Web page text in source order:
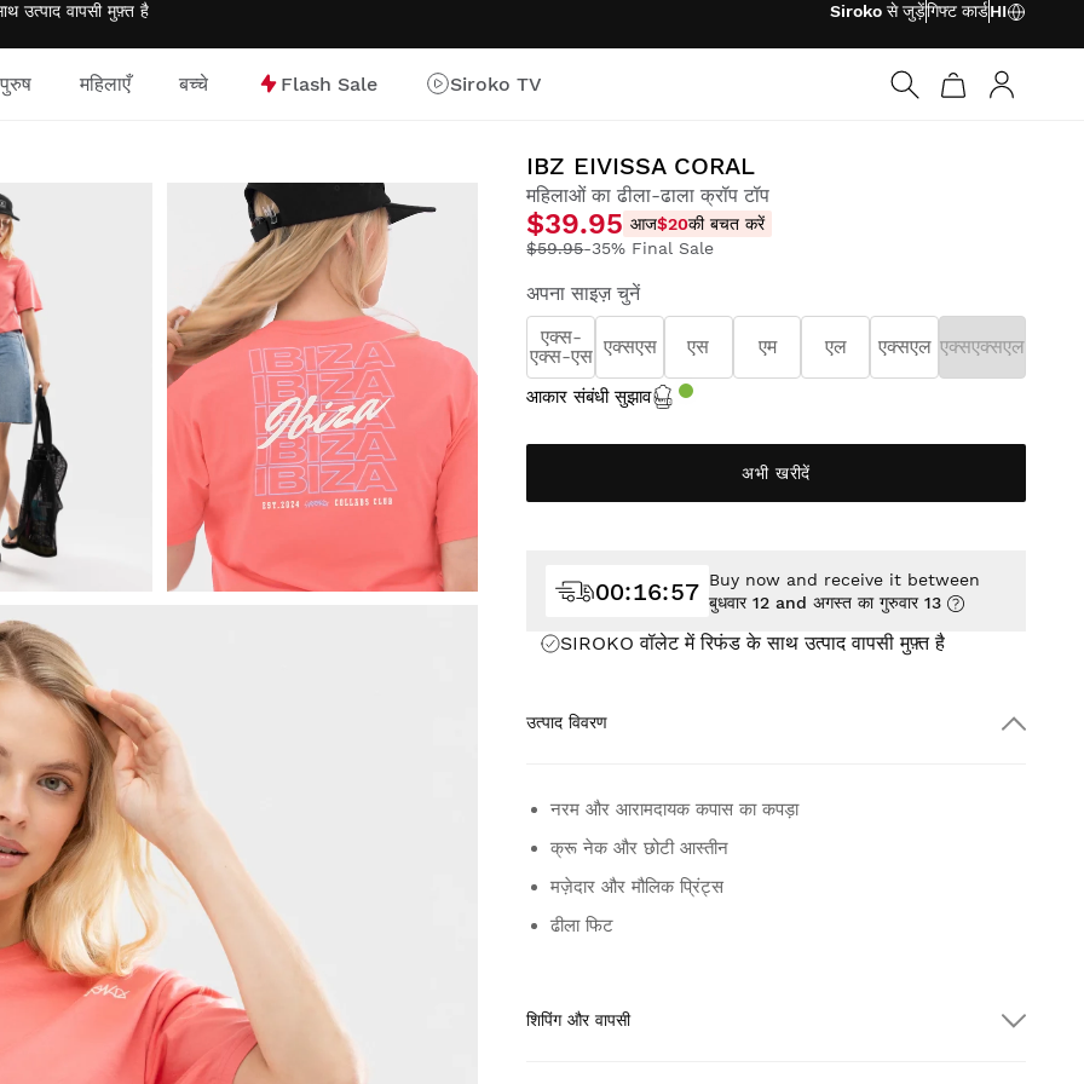
उत्पाद वापसी मुफ़्त है Siroko से जुड़ेंगिफ्ट कार्डHI
पुरुष महिलाएँ बच्चे Flash Sale
Siroko TV
IBZ EIVISSA CORAL
महिलाओं का ढीला-ढाला क्रॉप टॉप
$39.95 आज$20की बचत करें
$59.95-35% Final Sale
अपना साइज़ चुनें
एक्स-
एक्स-एस एक्सएस एस एम एल एक्सएल एक्सएक्सएल
आकार संबंधी सुझाव
अभी खरीदें
SIROKO वॉलेट में रिफंड के साथ उत्पाद वापसीमुफ़्तहै
00:16:55 Buy now and receive it between
बुधवार 12 and अगस्त का गुरुवार 13
उत्पाद विवरण
नरम और आरामदायक कपास का कपड़ा
क्रू नेक और छोटी आस्तीन
मज़ेदार और मौलिक प्रिंट्स
ढीला फिट
शिपिंग और वापसी